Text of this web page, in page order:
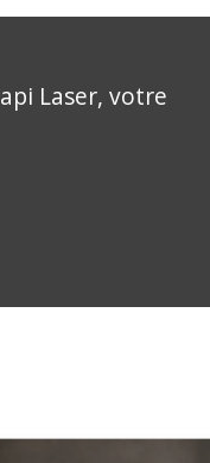
Laser, votre